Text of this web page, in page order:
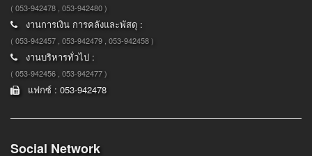
( 053-942478 , 053-942480 )
งานการเงิน การคลังและพัสดุ :
( 053-942457 , 053-942479 , 053-942458 )
งานบริหารทั่วไป :
( 053-942456 , 053-942477 )
แฟกซ์ : 053-942478
Social Network